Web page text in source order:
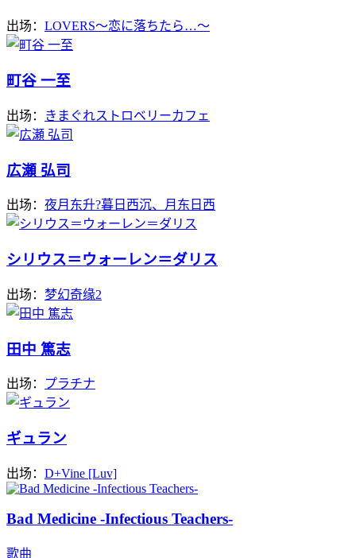
出场： LOVERS～恋に落ちたら…～
町谷 一至
出场： きまぐれストロベリーカフェ
広瀬 弘司
出场： 夜月东升?暮日西沉、月东日西
シリウス＝ウォーレン＝ダリス
出场： 梦幻奇缘2
田中 篤志
出场： プラチナ
ギュラン
出场： D+Vine [Luv]
Bad Medicine -Infectious Teachers-
歌曲